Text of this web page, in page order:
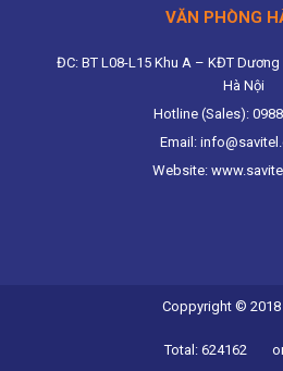
VĂN PHÒNG
ĐC: BT L08-L15 Khu A – KĐT
Hà Nội
Hotline (Sales):
Email:
Website:
Coppyright © 2018
Total: 624162